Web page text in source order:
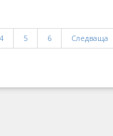
4 5 6 Следваща